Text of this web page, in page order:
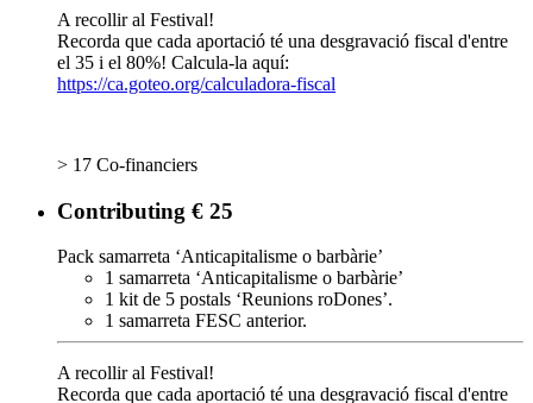
A recollir al Festival!
Recorda que cada aportació té una desgravació fiscal d'entre
el 35 i el 80%! Calcula-la aquí:
https://ca.goteo.org/calculadora-fiscal
> 17 Co-financiers
Contributing € 25
Pack samarreta ‘Anticapitalisme o barbàrie’
1 samarreta ‘Anticapitalisme o barbàrie’
1 kit de 5 postals ‘Reunions roDones’.
1 samarreta FESC anterior.
A recollir al Festival!
Recorda que cada aportació té una desgravació fiscal d'entre